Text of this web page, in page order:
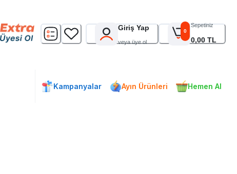
Giriş Yap
veya üye ol
0
Sepetiniz
0,00 TL
Kampanyalar Ayın Ürünleri Hemen Al